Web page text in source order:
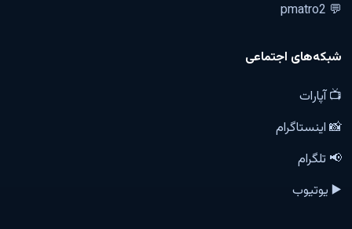
💬 pmatro2
شبکه‌های اجتماعی
📺 آپارات
📸 اینستاگرام
📢 تلگرام
▶️ یوتیوب